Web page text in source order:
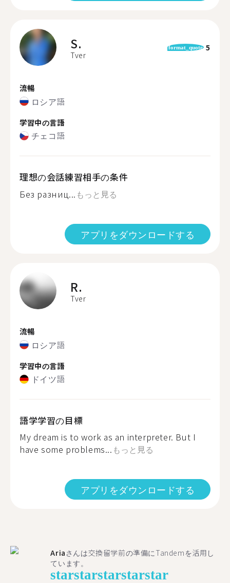
S.
Tver
format_quote 5
流暢
ロシア語
学習中の言語
チェコ語
理想の会話練習相手の条件
Без разниц... もっと見る
アプリをダウンロードする
R.
Tver
流暢
ロシア語
学習中の言語
ドイツ語
語学学習の目標
My dream is to work as an interpreter. But I
have some problems... もっと見る
アプリをダウンロードする
Aria さんは交換留学前の準備にTandemを活用し
ています。
starstarstarstarstar